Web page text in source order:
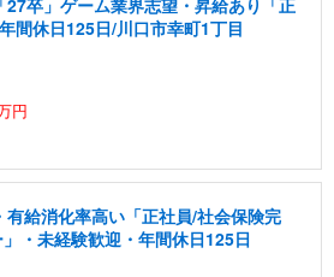
間休日125日/川口市幸町1丁目
円
給消化率高い「正社員/社会保険完
・未経験歓迎・年間休日125日